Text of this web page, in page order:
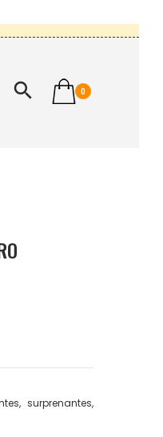
0
search
surprenantes,